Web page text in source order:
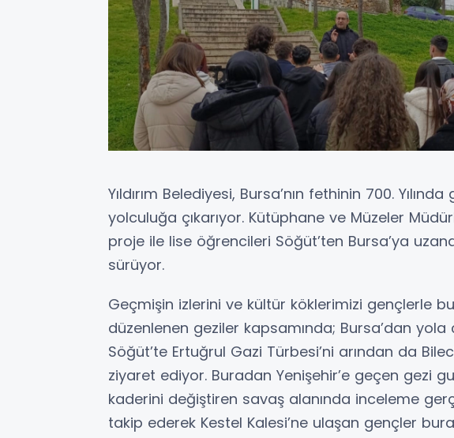
Yıldırım Belediyesi, Bursa’nın fethinin 700.
yolculuğa çıkarıyor. Kütüphane ve Müzeler
proje ile lise öğrencileri Söğüt’ten Bursa’ya
sürüyor.
Geçmişin izlerini ve kültür köklerimizi gençlerle
düzenlenen geziler kapsamında; Bursa’dan
Söğüt’te Ertuğrul Gazi Türbesi’ni arından da
ziyaret ediyor. Buradan Yenişehir’e geçen gezi
kaderini değiştiren savaş alanında inceleme
takip ederek Kestel Kalesi’ne ulaşan gençler